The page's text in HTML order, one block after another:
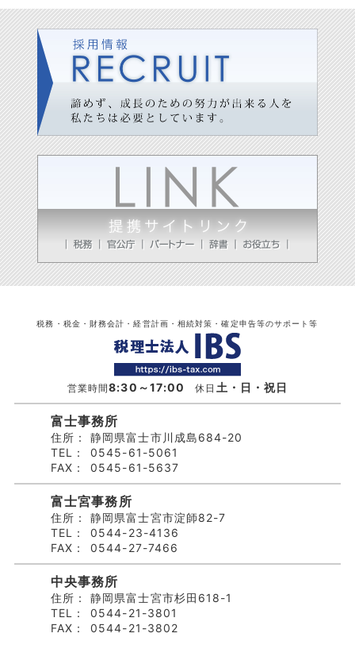
税務・税金・財務会計・経営計画・相続対策・確定申告等のサポート等
営業時間8:30～17:00 休日 土・日・祝日
富士事務所
住所：
静岡県富士市川成島684-20
TEL：
0545-61-5061
FAX：
0545-61-5637
富士宮事務所
住所：
静岡県富士宮市淀師82-7
TEL：
0544-23-4136
FAX：
0544-27-7466
中央事務所
住所：
静岡県富士宮市杉田618-1
TEL：
0544-21-3801
FAX：
0544-21-3802